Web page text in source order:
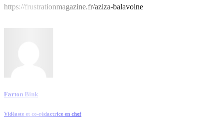
https://frustrationmagazine.fr/aziza-balavoine
Farton Bink
Vidéaste et co-rédactrice en chef